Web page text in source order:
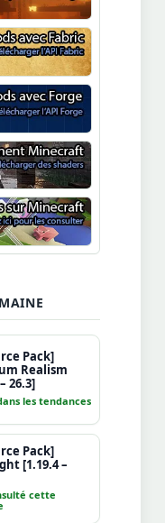
Pack]
Realism
26.3]
les tendances
Pack]
[1.19.4 –
cette